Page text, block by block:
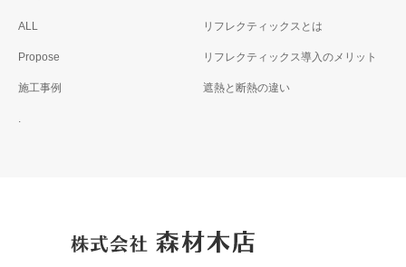
ALL
Propose
施工事例
.
リフレクティックスとは
リフレクティックス導入のメリット
遮熱と断熱の違い